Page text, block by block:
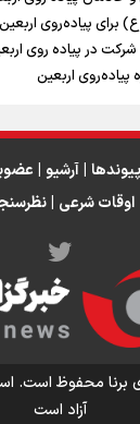
فاصله مرز
مالیات بر ارزش
پیاده‌روی اربعین
پیوندها | آرشیو |
اوقات شرعی |
برنا محفوظ است.
آزاد است